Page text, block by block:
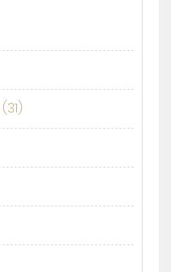
(31)